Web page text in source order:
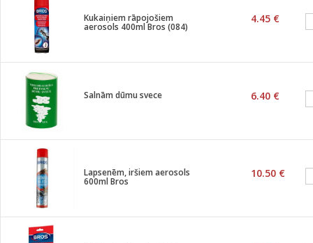
Kukaiņiem rāpojošiem
aerosols 400ml Bros (084)
4.45 €
Salnām dūmu svece 6.40 €
Lapsenēm, iršiem aerosols
600ml Bros
10.50 €